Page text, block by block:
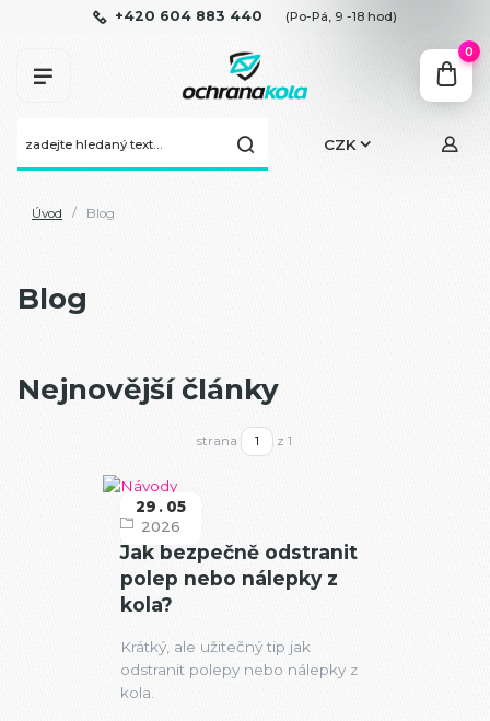
CZK
+420 604 883 440 (Po-Pá, 9 -18 hod)
0
Úvod Blog
Blog
Nejnovější články
strana z 1
Jak bezpečně odstranit
polep nebo nálepky z
kola?
29
05
2026
Návody
Krátký, ale užitečný tip jak
odstranit polepy nebo nálepky z
kola.